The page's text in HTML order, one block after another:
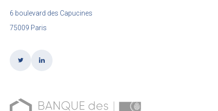
6 boulevard des Capucines
75009 Paris